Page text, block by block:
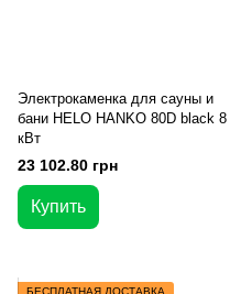
Электрокаменка для сауны и
бани HELO HANKO 80D black 8
кВт
23 102.80 грн
Купить
БЕСПЛАТНАЯ ДОСТАВКА